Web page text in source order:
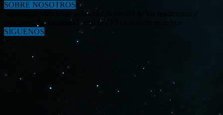
SOBRE NOSOTROS
«Investigar, descubrir y difundir la verdad de los fenómenos y
enigmas relacionados al tema OVNI en nuestro mundo.»
SÍGUENOS